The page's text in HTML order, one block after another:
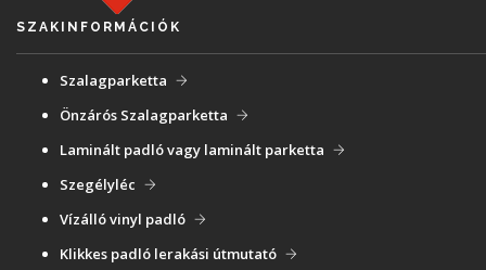
SZAKINFORMÁCIÓK
Szalagparketta
Önzárós Szalagparketta
Laminált padló vagy laminált parketta
Szegélyléc
Vízálló vinyl padló
Klikkes padló lerakási útmutató